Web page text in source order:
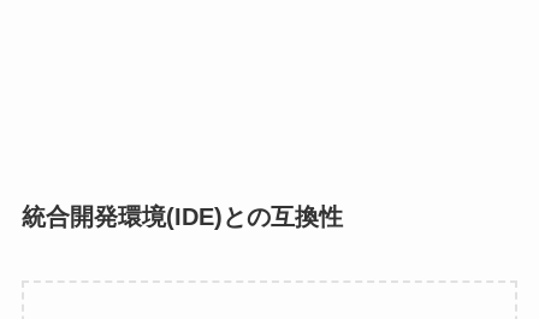
統合開発環境(IDE)との互換性